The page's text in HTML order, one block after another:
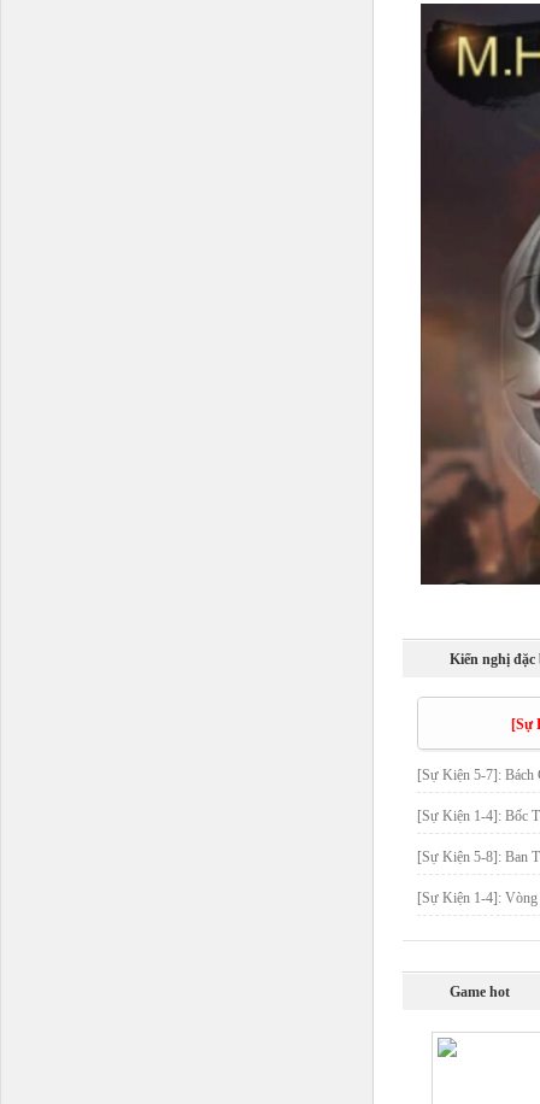
Kiến nghị đặc
[Sự
[Sự Kiện 5-7]: Bách
[Sự Kiện 1-4]: Bốc
[Sự Kiện 5-8]: Ban
[Sự Kiện 1-4]:
Game hot